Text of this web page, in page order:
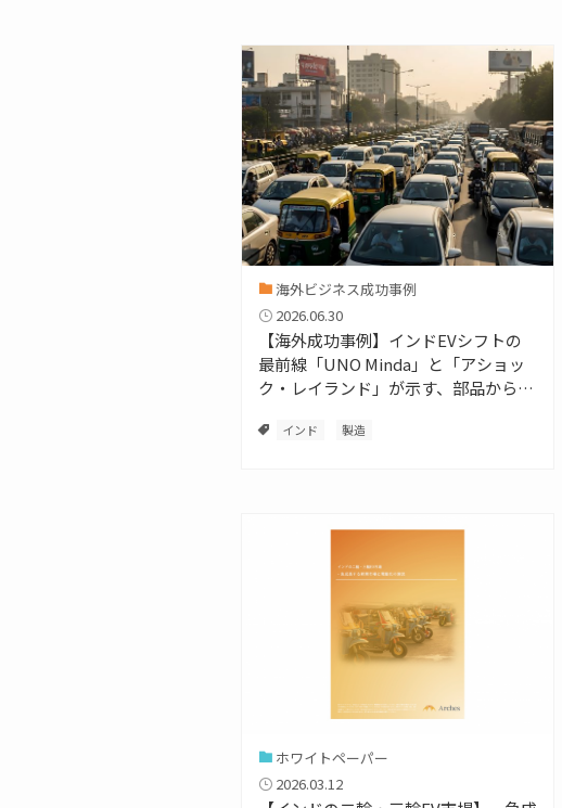
【海外成功事例】インドEVシフトの
最前線「UNO Minda」と「アショッ
ク・レイランド」が示す、部品から完
インド 製造
2026.06.30
海外ビジネス成功事例
2026.03.12
ホワイトペーパー